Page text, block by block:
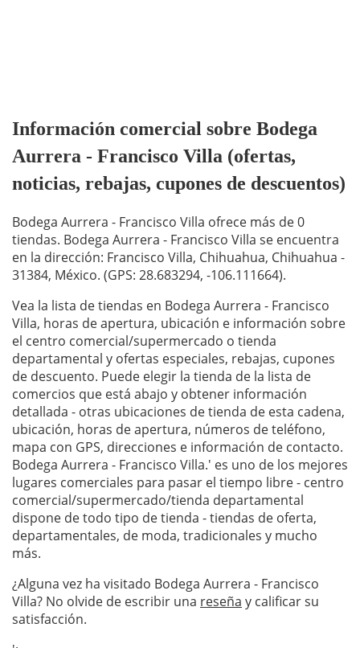
Información comercial sobre Bodega
Aurrera - Francisco Villa (ofertas,
noticias, rebajas, cupones de descuentos)
Bodega Aurrera - Francisco Villa ofrece más de 0
tiendas. Bodega Aurrera - Francisco Villa se encuentra
en la dirección: Francisco Villa, Chihuahua, Chihuahua -
31384, México. (GPS: 28.683294, -106.111664).
Vea la lista de tiendas en Bodega Aurrera - Francisco
Villa, horas de apertura, ubicación e información sobre
el centro comercial/supermercado o tienda
departamental y ofertas especiales, rebajas, cupones
de descuento. Puede elegir la tienda de la lista de
comercios que está abajo y obtener información
detallada - otras ubicaciones de tienda de esta cadena,
ubicación, horas de apertura, números de teléfono,
mapa con GPS, direcciones e información de contacto.
Bodega Aurrera - Francisco Villa.' es uno de los mejores
lugares comerciales para pasar el tiempo libre - centro
comercial/supermercado/tienda departamental
dispone de todo tipo de tienda - tiendas de oferta,
departamentales, de moda, tradicionales y mucho
más.
¿Alguna vez ha visitado Bodega Aurrera - Francisco
Villa? No olvide de escribir una reseña y calificar su
satisfacción.